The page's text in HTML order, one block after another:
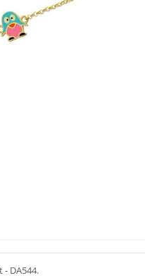
DA544.